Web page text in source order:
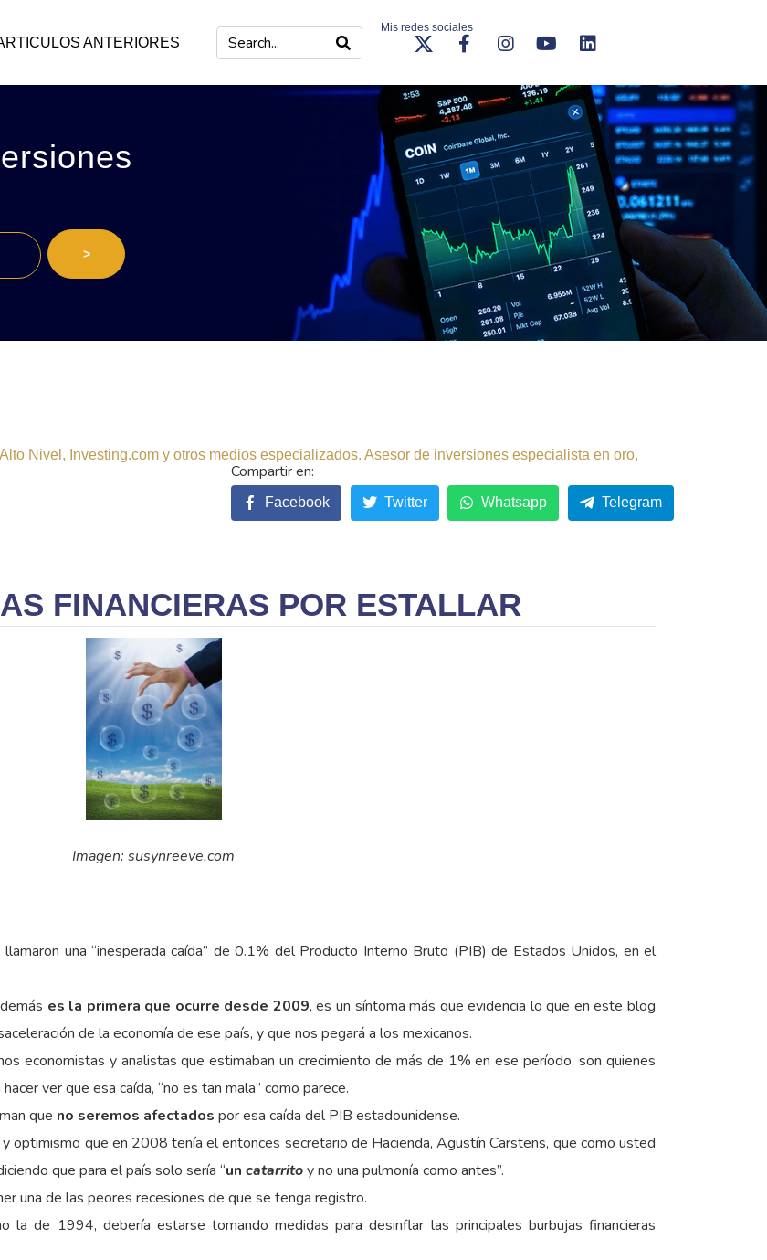
ANTERIORES
Mis redes sociales
>
Nivel, Investing.com y otros medios especializados. Asesor de inversiones especialista en oro,
FINANCIERAS POR ESTALLAR
Imagen: susynreeve.com
una “inesperada caída” de 0.1% del Producto Interno Bruto (PIB) de Estados Unidos, en el
es la primera que ocurre desde 2009, es un síntoma más que evidencia lo que en este blog
de la economía de ese país, y que nos pegará a los mexicanos.
economistas y analistas que estimaban un crecimiento de más de 1% en ese período, son quienes
ver que esa caída, “no es tan mala” como parece.
que no seremos afectados por esa caída del PIB estadounidense.
optimismo que en 2008 tenía el entonces secretario de Hacienda, Agustín Carstens, que como usted
que para el país solo sería “un catarritoy no una pulmonía como antes”.
una de las peores recesiones de que se tenga registro.
la de 1994, debería estarse tomando medidas para desinflar las principales burbujas financieras
Facebook Twitter Whatsapp Telegram